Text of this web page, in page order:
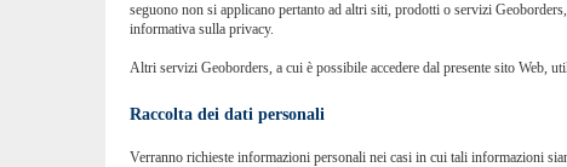
seguono non si applicano pertanto ad altri siti, prodotti o servizi
informativa sulla privacy.
Altri servizi Geoborders, a cui è possibile accedere dal presente sito Web,
Raccolta dei dati personali
Verranno richieste informazioni personali nei casi in cui tali informazioni